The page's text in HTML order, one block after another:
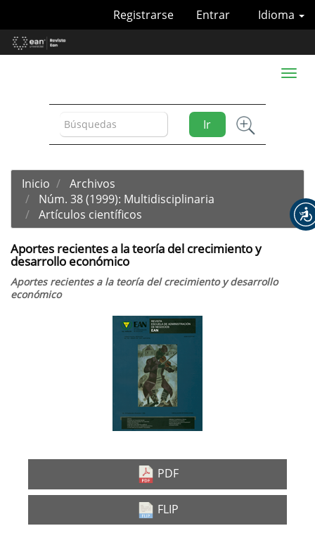
Contenido
principal
Idioma
Registrarse Entrar
Ir
Toggle
Inicio
Archivos
Núm. 38 (1999): Multidisciplinaria
Artículos científicos
Aportes recientes a la teoría del crecimiento y
desarrollo económico
Aportes recientes a la teoría del crecimiento y desarrollo
económico
PDF
FLIP